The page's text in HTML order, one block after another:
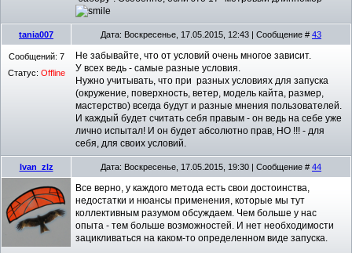
tania007 Дата: Воскресенье, 17.05.2015, 12:43 | Сообщение # 43
Сообщений: 7
Статус: Offline
Не забывайте, что от условий очень многое зависит.
У всех ведь - самые разные условия.
Нужно учитывать, что при разных условиях для запуска
(окружение, поверхность, ветер, модель кайта, размер,
мастерство) всегда будут и разные мнения пользователей.
И каждый будет считать себя правым - он ведь на себе уже
лично испытал! И он будет абсолютно прав, НО !!! - для
себя, для своих условий.
Ivan_zlz Дата: Воскресенье, 17.05.2015, 19:30 | Сообщение # 44
Все верно, у каждого метода есть свои достоинства,
недостатки и нюансы применения, которые мы тут
коллективным разумом обсуждаем. Чем больше у нас
опыта - тем больше возможностей. И нет необходимости
зацикливаться на каком-то определенном виде запуска.